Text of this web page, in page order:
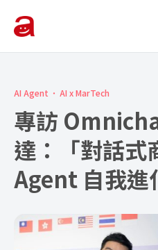
AI Agent AI x MarTech
專訪
達：「對話式
Agent 自我進